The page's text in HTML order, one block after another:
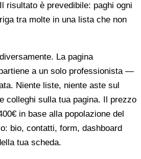
risultato è prevedibile: paghi ogni
tra molte in una lista che non
La pagina
a un solo professionista —
Niente liste, niente aste sul
colleghi sulla tua pagina. Il prezzo
in base alla popolazione del
bio, contatti, form, dashboard
tua scheda.